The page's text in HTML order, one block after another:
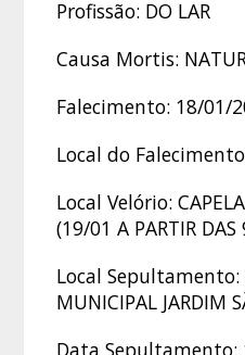
Profissão: DO LAR
Causa Mortis:
Falecimento: 18/01/
Local do
Local Velório:
(19/01 A PARTIR DAS
Local Sepultamento:
MUNICIPAL JARDIM
Data Sepultamento: